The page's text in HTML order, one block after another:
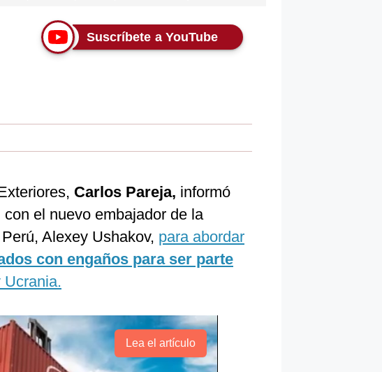
Suscríbete a YouTube
Carlos Pareja, informó
el nuevo embajador de la
Alexey Ushakov, para abordar
con engaños para ser parte
Lea el artículo